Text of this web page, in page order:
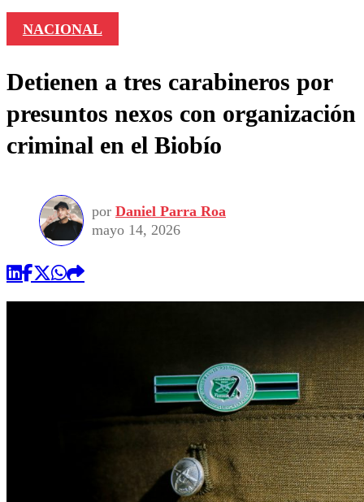
NACIONAL
Detienen a tres carabineros por
presuntos nexos con organización
criminal en el Biobío
por Daniel Parra Roa
mayo 14, 2026